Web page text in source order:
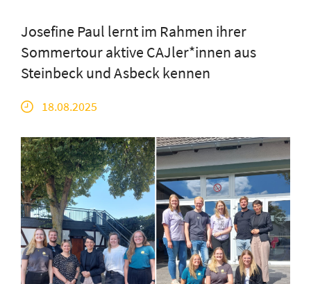
Josefine Paul lernt im Rahmen ihrer
Sommertour aktive CAJler*innen aus
Steinbeck und Asbeck kennen
18.08.2025